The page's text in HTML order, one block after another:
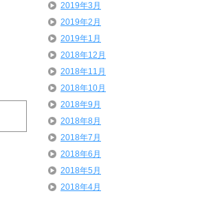
2019年3月
2019年2月
2019年1月
2018年12月
2018年11月
2018年10月
2018年9月
2018年8月
2018年7月
2018年6月
2018年5月
2018年4月